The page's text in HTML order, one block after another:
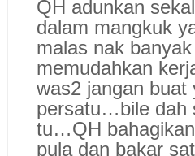
QH adunkan
dalam mangkuk
malas nak
memudahkan
was2 jangan
persatu…bile dah
tu…QH
pula dan bakar